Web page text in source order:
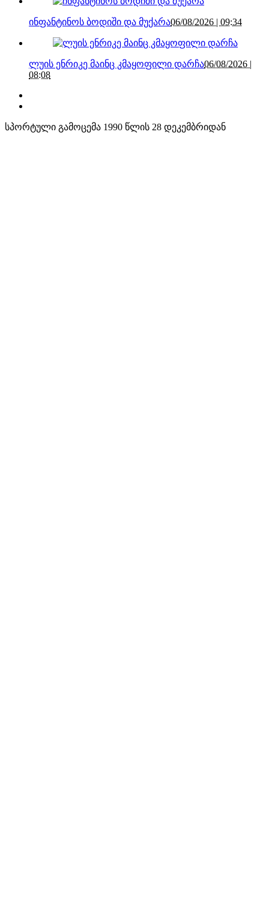
ინფანტინოს ბოდიში და მუქარა06/08/2026 | 09:34
ლუის ენრიკე მაინც კმაყოფილი დარჩა06/08/2026 |
08:08
სპორტული გამოცემა 1990 წლის 28 დეკემბრიდან